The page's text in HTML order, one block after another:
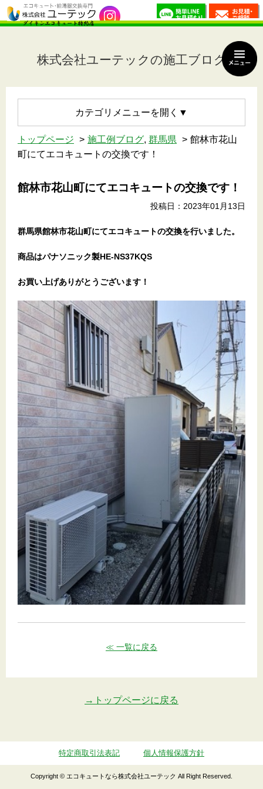
株式会社ユーテックの施工ブログ
カテゴリメニュー
トップページ 施工例ブログ, 群馬県
館林市花山
町にてエコキュートの交換です！
館林市花山町にてエコキュートの交換です！
投稿日：2023年01月13日
群馬県館林市花山町にてエコキュートの交換を行いました。
商品はパナソニック製HE-NS37KQS
お買い上げありがとうございます！
≪ 一覧に戻る
→トップページに戻る
特定商取引法表記 個人情報保護方針
Copyright © エコキュートなら株式会社ユーテック All Right Reserved.